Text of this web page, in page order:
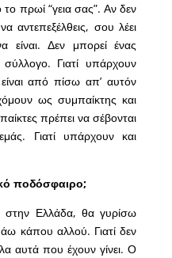
το πρωί “γεια σας”. Αν δεν
αντεπεξέλθεις, σου λέει
είναι. Δεν μπορεί ένας
Γιατί υπάρχουν
από πίσω απ’ αυτόν
ως συμπαίκτης και
πρέπει να σέβονται
Γιατί υπάρχουν και
ποδόσφαιρο;
Ελλάδα, θα γυρίσω
κάπου αλλού. Γιατί δεν
αυτά που έχουν γίνει. Ο